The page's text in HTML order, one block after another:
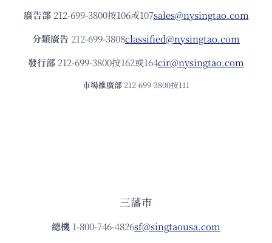
廣告部212-699-3800按106或107sales@nysingtao.com
分類廣告 212-699-3808classified@nysingtao.com
發⾏部 212-699-3800按162或164cir@nysingtao.com
市場推廣部 212-699-3800按111
三藩市
總機 1-800-746-4826sf@singtaousa.com